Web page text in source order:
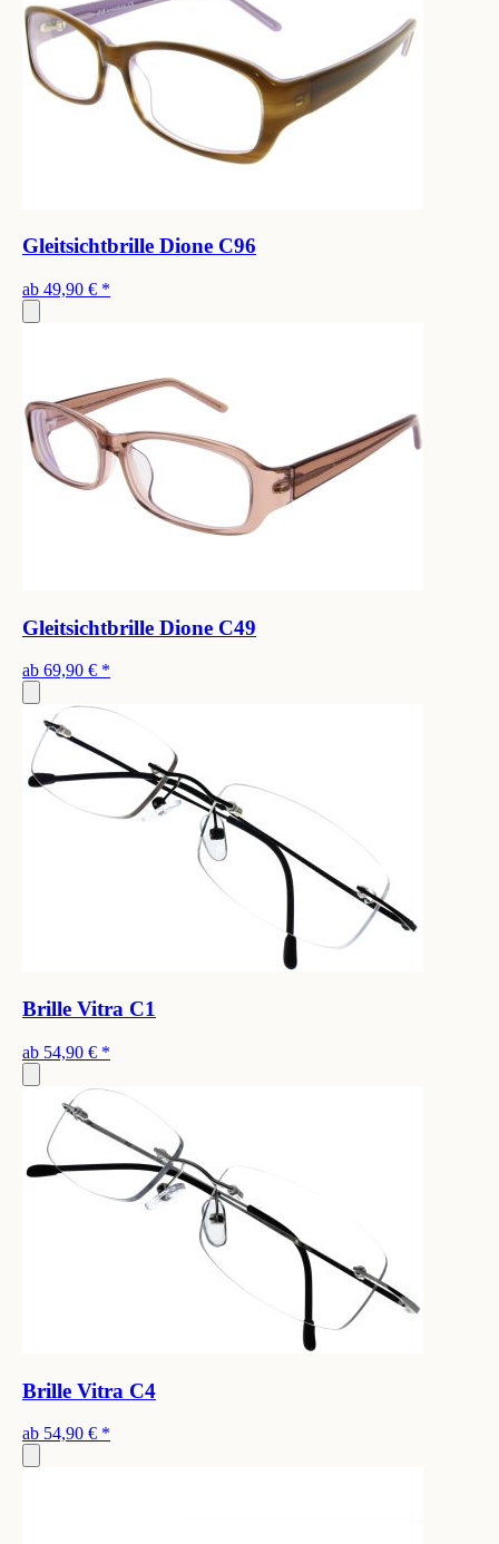
Gleitsichtbrille Dione C96
ab 49,90 € *
Gleitsichtbrille Dione C49
ab 69,90 € *
Brille Vitra C1
ab 54,90 € *
Brille Vitra C4
ab 54,90 € *